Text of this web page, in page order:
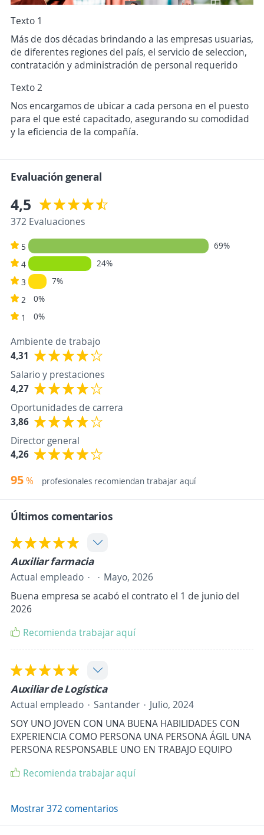
Texto 1
Más de dos décadas brindando a las empresas usuarias,
de diferentes regiones del país, el servicio de seleccion,
contratación y administración de personal requerido
Texto 2
Nos encargamos de ubicar a cada persona en el puesto
para el que esté capacitado, asegurando su comodidad
y la eficiencia de la compañía.
Evaluación general
4,5
372 Evaluaciones
5
69%
4
24%
3
7%
2
0%
1
0%
Ambiente de trabajo
4,31
Salario y prestaciones
4,27
Oportunidades de carrera
3,86
Director general
4,26
95% profesionales recomiendan trabajar aquí
Últimos comentarios
Auxiliar farmacia
Actual empleado
Mayo, 2026
Buena empresa se acabó el contrato el 1 de junio del
2026
Recomienda trabajar aquí
Auxiliar de Logística
Actual empleado Santander
Julio, 2024
SOY UNO JOVEN CON UNA BUENA HABILIDADES CON
EXPERIENCIA COMO PERSONA UNA PERSONA ÁGIL UNA
PERSONA RESPONSABLE UNO EN TRABAJO EQUIPO
Recomienda trabajar aquí
Mostrar 372 comentarios